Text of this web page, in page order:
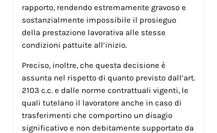
rapporto, rendendo estremamente gravoso e
sostanzialmente impossibile il prosieguo
della prestazione lavorativa alle stesse
condizioni pattuite all’inizio.
Preciso, inoltre, che questa decisione è
assunta nel rispetto di quanto previsto dall’art.
2103 c.c. e dalle norme contrattuali vigenti, le
quali tutelano il lavoratore anche in caso di
trasferimenti che comportino un disagio
significativo e non debitamente supportato da